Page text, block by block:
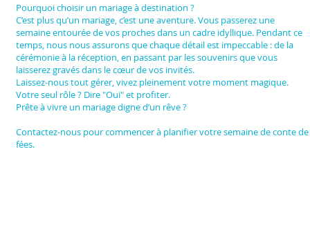
Pourquoi choisir un mariage à destination ?
C’est plus qu’un mariage, c’est une aventure. Vous passerez une
semaine entourée de vos proches dans un cadre idyllique. Pendant ce
temps, nous nous assurons que chaque détail est impeccable : de la
cérémonie à la réception, en passant par les souvenirs que vous
laisserez gravés dans le cœur de vos invités.
Laissez-nous tout gérer, vivez pleinement votre moment magique.
Votre seul rôle ? Dire "Oui" et profiter.
Prête à vivre un mariage digne d’un rêve ?
Contactez-nous pour commencer à planifier votre semaine de conte de
fées.